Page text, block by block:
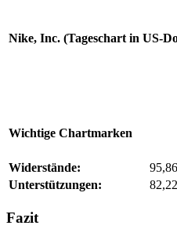
Nike, Inc. (Tageschart in US-
Wichtige Chartmarken
Widerstände: 95,86
Unterstützungen:
82,22
Fazit